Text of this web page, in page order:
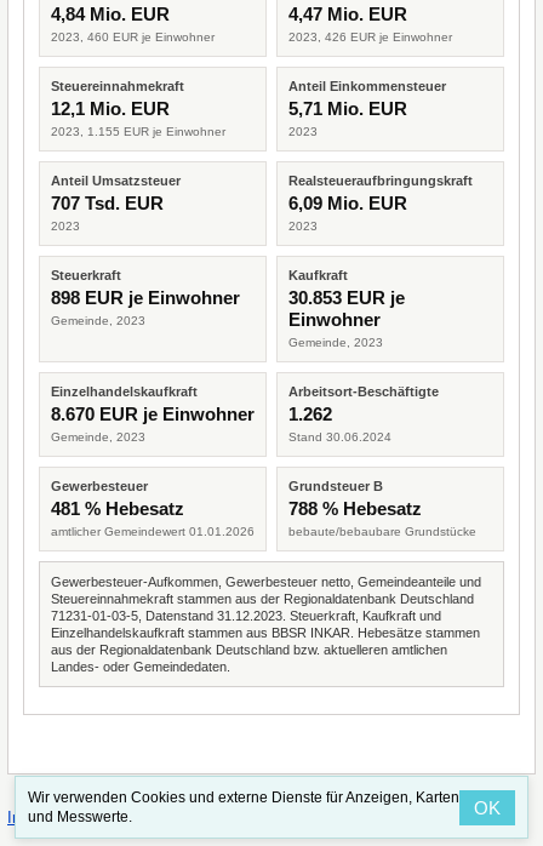
4,84 Mio. EUR
2023, 460 EUR je Einwohner
4,47 Mio. EUR
2023, 426 EUR je Einwohner
Steuereinnahmekraft
12,1 Mio. EUR
2023, 1.155 EUR je Einwohner
Anteil Einkommensteuer
5,71 Mio. EUR
2023
Anteil Umsatzsteuer
707 Tsd. EUR
2023
Realsteueraufbringungskraft
6,09 Mio. EUR
2023
Steuerkraft
898 EUR je Einwohner
Gemeinde, 2023
Kaufkraft
30.853 EUR je
Einwohner
Gemeinde, 2023
Einzelhandelskaufkraft
8.670 EUR je Einwohner
Gemeinde, 2023
Arbeitsort-Beschäftigte
1.262
Stand 30.06.2024
Gewerbesteuer
481 % Hebesatz
amtlicher Gemeindewert 01.01.2026
Grundsteuer B
788 % Hebesatz
bebaute/bebaubare Grundstücke
Gewerbesteuer-Aufkommen, Gewerbesteuer netto, Gemeindeanteile und
Steuereinnahmekraft stammen aus der Regionaldatenbank Deutschland
71231-01-03-5, Datenstand 31.12.2023. Steuerkraft, Kaufkraft und
Einzelhandelskaufkraft stammen aus BBSR INKAR. Hebesätze stammen
aus der Regionaldatenbank Deutschland bzw. aktuelleren amtlichen
Landes- oder Gemeindedaten.
Impressum·Straßenindex
Wir verwenden Cookies und externe Dienste für Anzeigen, Karten
und Messwerte.
OK